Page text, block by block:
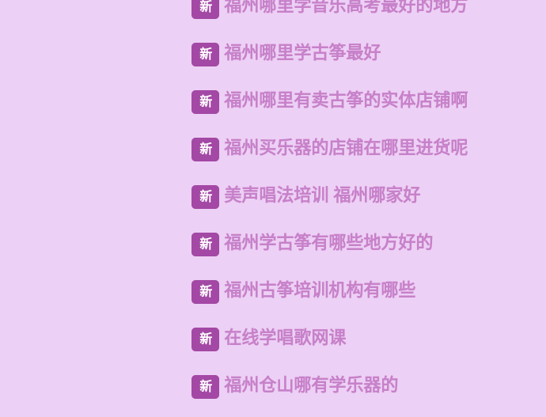
新 福州哪里学音乐高考最好的地方
新 福州哪里学古筝最好
新 福州哪里有卖古筝的实体店铺啊
新 福州买乐器的店铺在哪里进货呢
新 美声唱法培训 福州哪家好
新 福州学古筝有哪些地方好的
新 福州古筝培训机构有哪些
新 在线学唱歌网课
新 福州仓山哪有学乐器的